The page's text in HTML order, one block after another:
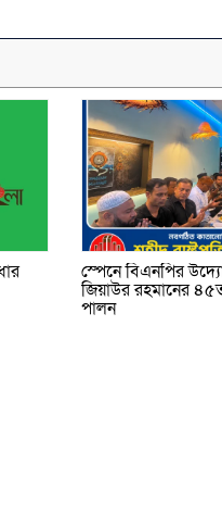
স্পেনে বিএনপির
জিয়াউর রহমানের
পালন